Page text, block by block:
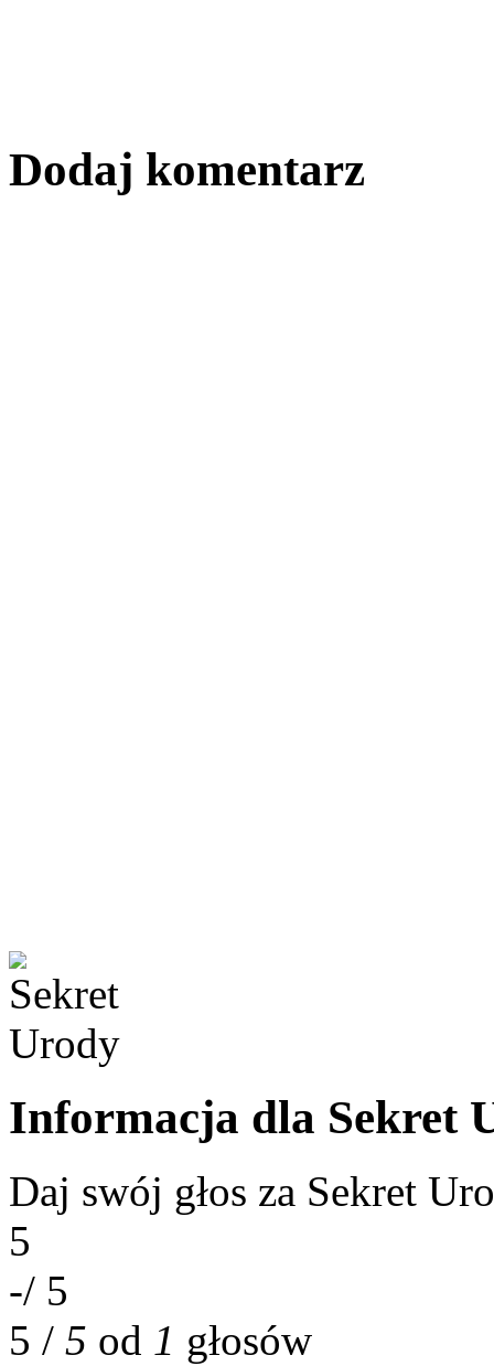
Dodaj komentarz
Informacja dla Sekret
Daj swój głos za Sekret
5
-/ 5
5 / 5 od 1 głosów